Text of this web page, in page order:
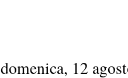
domenica, 12